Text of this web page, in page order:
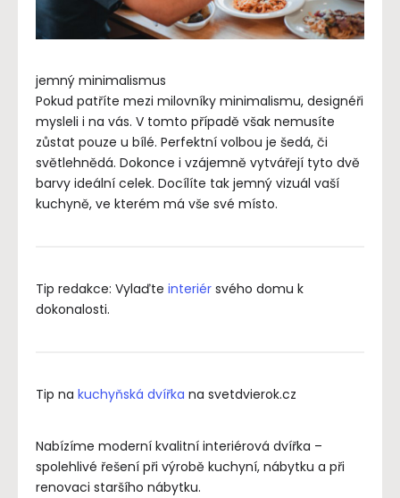
jemný minimalismus
Pokud patříte mezi milovníky minimalismu, designéři
mysleli i na vás. V tomto případě však nemusíte
zůstat pouze u bílé. Perfektní volbou je šedá, či
světlehnědá. Dokonce i vzájemně vytvářejí tyto dvě
barvy ideální celek. Docílíte tak jemný vizuál vaší
kuchyně, ve kterém má vše své místo.
Tip redakce: Vylaďte interiér svého domu k
dokonalosti.
Tip na kuchyňská dvířka na svetdvierok.cz
Nabízíme moderní kvalitní interiérová dvířka –
spolehlivé řešení při výrobě kuchyní, nábytku a při
renovaci staršího nábytku.